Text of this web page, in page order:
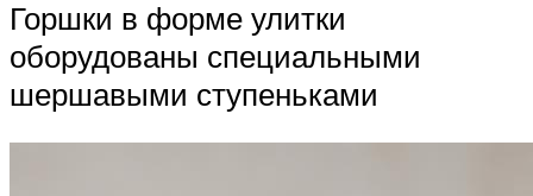
Горшки в форме улитки
оборудованы специальными
шершавыми ступеньками